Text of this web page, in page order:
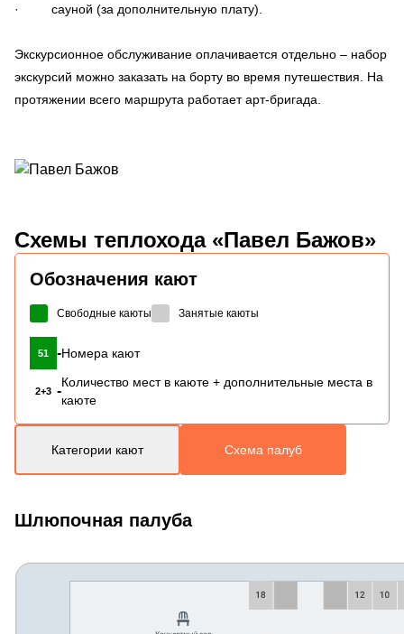
· сауной (за дополнительную плату).
Экскурсионное обслуживание оплачивается отдельно – набор
экскурсий можно заказать на борту во время путешествия. На
протяжении всего маршрута работает арт-бригада.
Схемы теплохода «Павел Бажов»
Обозначения кают
Свободные каюты Занятые каюты
51 -Номера кают
2+3 -
Количество мест в каюте + дополнительные места в
каюте
Категории кают Схема палуб
Шлюпочная палуба